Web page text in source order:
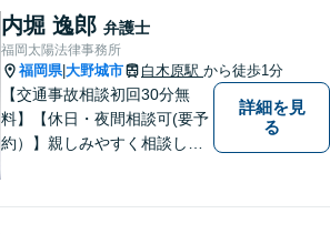
内堀 逸郎 弁護士
福岡太陽法律事務所
福岡県|大野城市 白木原駅 から徒歩1分
【交通事故相談初回30分無
料】【休日・夜間相談可(要予
約）】親しみやすく相談しや
詳細を見
る